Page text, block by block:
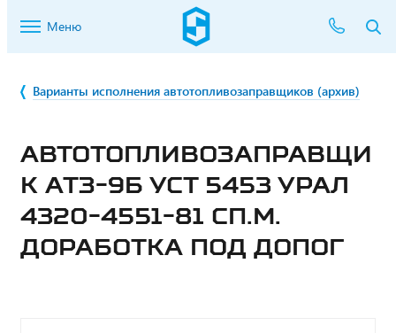
Меню
Варианты исполнения автотопливозаправщиков (архив)
АВТОТОПЛИВОЗАПРАВЩИ
К АТЗ-9Б УСТ 5453 УРАЛ
4320-4551-81 СП.М.
ДОРАБОТКА ПОД ДОПОГ